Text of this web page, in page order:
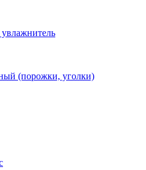
(порожки, уголки)